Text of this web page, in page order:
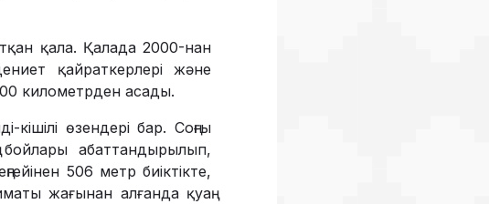
қала. Қалада 2000-нан
қайраткерлері және
километрден асады.
өзендері бар. Соңғы
абаттандырылып,
506 метр биіктікте,
жағынан алғанда қуаң